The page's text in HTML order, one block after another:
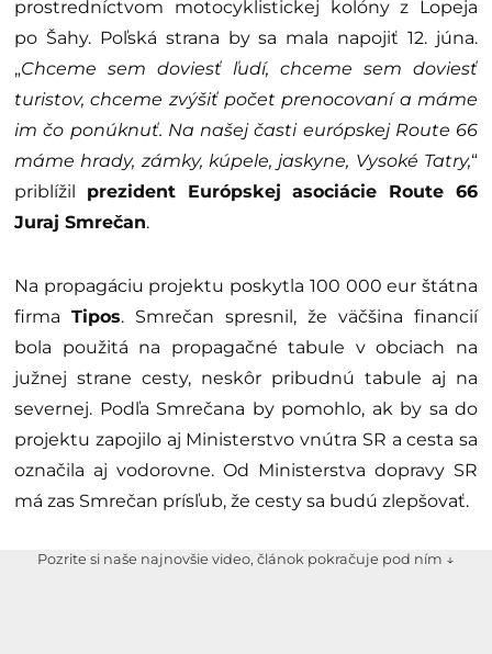
prostredníctvom motocyklistickej kolóny z Lopeja
po Šahy. Poľská strana by sa mala napojiť 12. júna.
„Chceme sem doviesť ľudí, chceme sem doviesť
turistov, chceme zvýšiť počet prenocovaní a máme
im čo ponúknuť. Na našej časti európskej Route 66
máme hrady, zámky, kúpele, jaskyne, Vysoké Tatry,“
priblížil prezident Európskej asociácie Route 66
Juraj Smrečan.
Na propagáciu projektu poskytla 100 000 eur štátna
firma Tipos. Smrečan spresnil, že väčšina financií
bola použitá na propagačné tabule v obciach na
južnej strane cesty, neskôr pribudnú tabule aj na
severnej. Podľa Smrečana by pomohlo, ak by sa do
projektu zapojilo aj Ministerstvo vnútra SR a cesta sa
označila aj vodorovne. Od Ministerstva dopravy SR
má zas Smrečan prísľub, že cesty sa budú zlepšovať.
Pozrite si naše najnovšie video, článok pokračuje pod ním ↓